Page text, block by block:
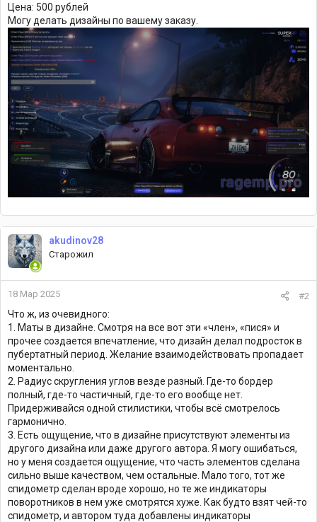
Цена: 500 рублей
Могу делать дизайны по вашему заказу.
akudinov28
Старожил
18 Мар 2025 #2
Что ж, из очевидного:
1. Маты в дизайне. Смотря на все вот эти «член», «пися» и
прочее создается впечатление, что дизайн делал подросток в
пубертатный период. Желание взаимодействовать пропадает
моментально.
2. Радиус скругления углов везде разный. Где-то бордер
полный, где-то частичный, где-то его вообще нет.
Придерживайся одной стилистики, чтобы всё смотрелось
гармонично.
3. Есть ощущение, что в дизайне присутствуют элементы из
другого дизайна или даже другого автора. Я могу ошибаться,
но у меня создается ощущение, что часть элементов сделана
сильно выше качеством, чем остальные. Мало того, тот же
спидометр сделан вроде хорошо, но те же индикаторы
поворотников в нем уже смотрятся хуже. Как будто взят чей-то
спидометр, и автором туда добавлены индикаторы